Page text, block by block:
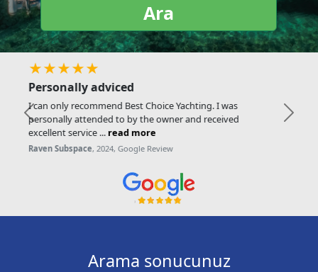
Ara
★★★★★
Friendly and helpful
Very friendly and helpful. Great choice, would
definitely recommend! ...read more
Loes K., 2024, Google Review
Previous Next